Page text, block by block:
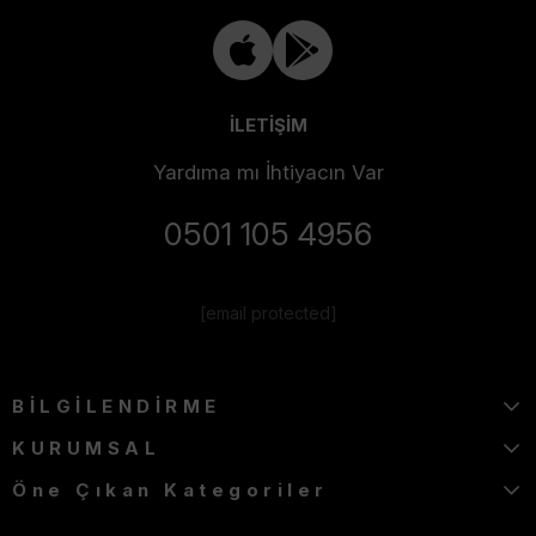
İLETİŞİM
Yardıma mı İhtiyacın Var
0501 105 4956
[email protected]
BİLGİLENDİRME
KURUMSAL
Öne Çıkan Kategoriler